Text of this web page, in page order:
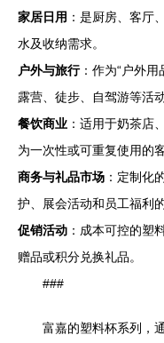
家居日用 ：是厨房、客厅
水及收纳需求。
户外与旅行：作为“户外用
露营、徒步、自驾游等活
餐饮商业 ：适用于奶茶店
为一次性或可重复使用的
商务与礼品市场 ：定制化
护、展会活动和员工福利
促销活动 ：成本可控的塑
赠品或积分兑换礼品。
###
富嘉的塑料杯系列，